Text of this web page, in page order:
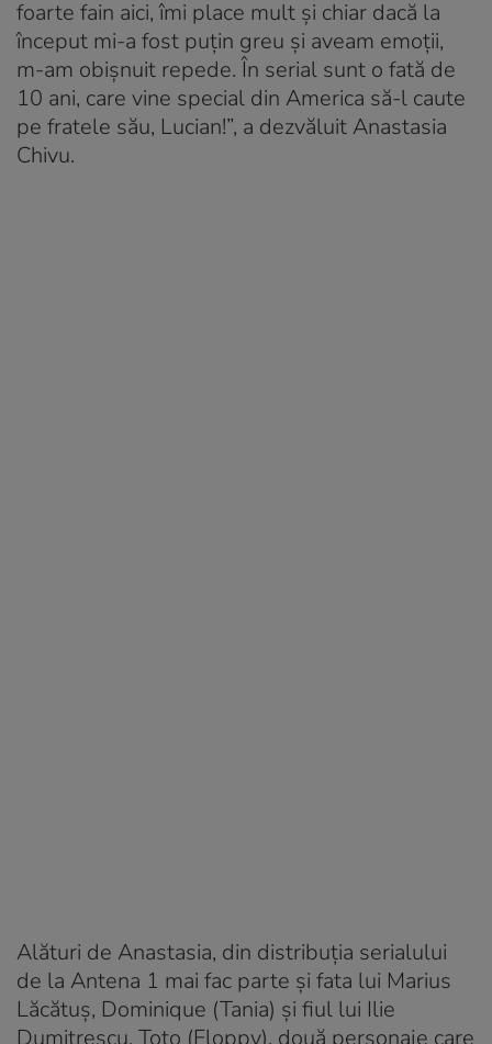
foarte fain aici, îmi place mult şi chiar dacă la
început mi-a fost puţin greu şi aveam emoţii,
m-am obişnuit repede. În serial sunt o fată de
10 ani, care vine special din America să-l caute
pe fratele său, Lucian!”, a dezvăluit Anastasia
Chivu.
Alături de Anastasia, din distribuţia serialului
de la Antena 1 mai fac parte şi fata lui Marius
Lăcătuş, Dominique (Tania) şi fiul lui Ilie
Dumitrescu, Toto (Floppy), două personaje care